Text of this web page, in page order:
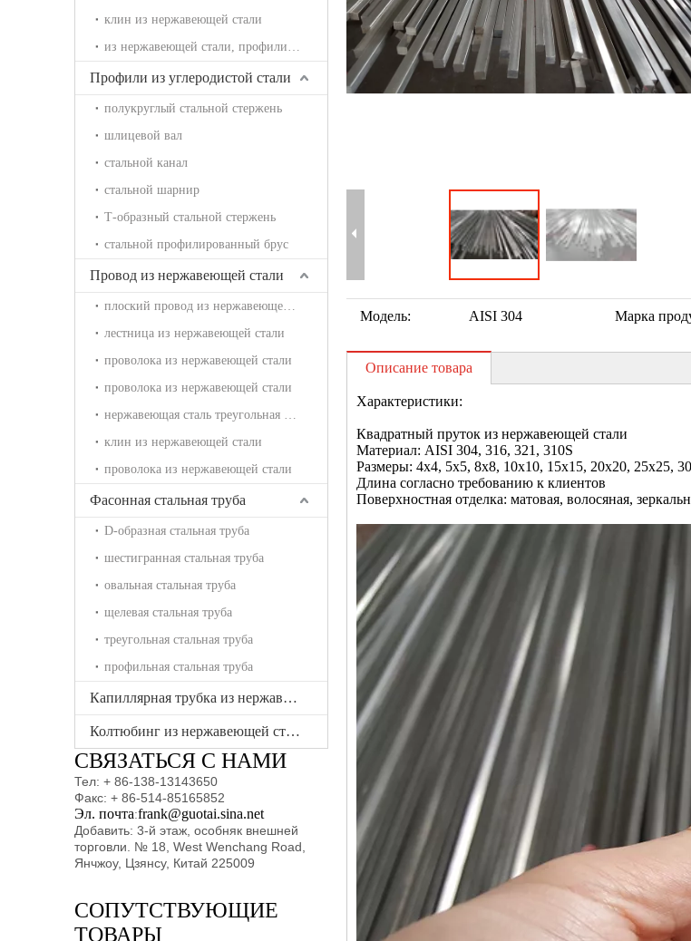
клин из нержавеющей стали
из нержавеющей стали, профилированный брус
Профили из углеродистой стали
полукруглый стальной стержень
шлицевой вал
стальной канал
стальной шарнир
Т-образный стальной стержень
стальной профилированный брус
Провод из нержавеющей стали
плоский провод из нержавеющей стали
лестница из нержавеющей стали
проволока из нержавеющей стали
проволока из нержавеющей стали
нержавеющая сталь треугольная проволока
клин из нержавеющей стали
проволока из нержавеющей стали
Фасонная стальная труба
D-образная стальная труба
шестигранная стальная труба
овальная стальная труба
щелевая стальная труба
треугольная стальная труба
профильная стальная труба
Капиллярная трубка из нержавеющей стали
Колтюбинг из нержавеющей стали
СВЯЗАТЬСЯ С НАМИ
Тел: + 86-138-13143650
Факс: + 86-514-85165852
Эл. почта:frank@guotai.sina.net
Добавить: 3-й этаж, особняк внешней
торговли. № 18, West Wenchang Road,
Янчжоу, Цзянсу, Китай 225009
СОПУТСТВУЮЩИЕ
ТОВАРЫ
Модель: AISI 304 Марка
Описание товара
Характеристики:
Квадратный пруток из нержавеющей стали
Материал: AISI 304, 316, 321, 310S
Размеры: 4x4, 5x5, 8x8, 10x10, 15x15, 20x20, 25x25,
Длина согласно требованию к клиентов
Поверхностная отделка: матовая, волосяная,